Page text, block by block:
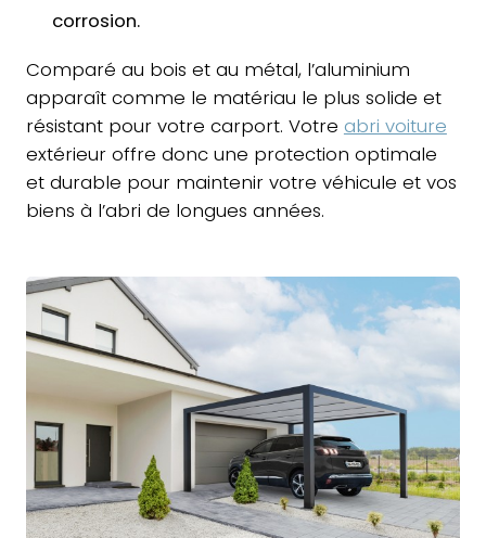
corrosion.
Comparé au bois et au métal, l’aluminium
apparaît comme le matériau le plus solide et
résistant pour votre carport. Votre abri voiture
extérieur offre donc une protection optimale
et durable pour maintenir votre véhicule et vos
biens à l’abri de longues années.